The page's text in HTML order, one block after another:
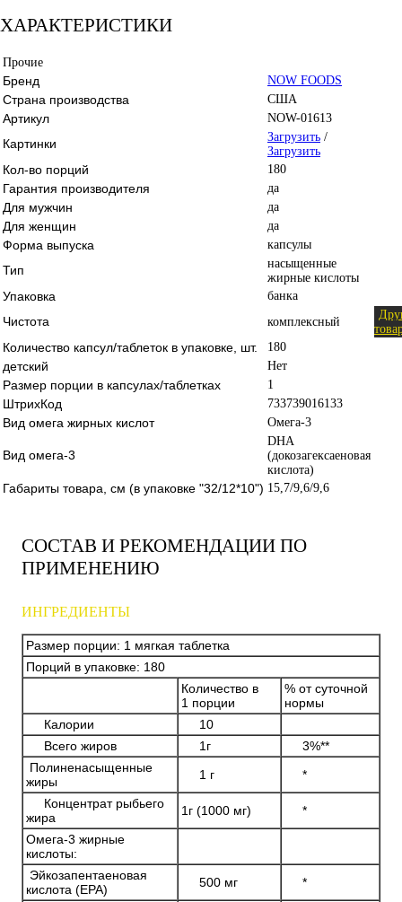
ХАРАКТЕРИСТИКИ
Прочие
Бренд NOW FOODS
Страна производства США
Артикул NOW-01613
Картинки Загрузить /
Загрузить
Кол-во порций 180
Гарантия производителя да
Для мужчин да
Для женщин да
Форма выпуска капсулы
Тип
насыщенные
жирные кислоты
Упаковка банка
Чистота комплексный
Количество капсул/таблеток в упаковке, шт. 180
детский Нет
Размер порции в капсулах/таблетках 1
ШтрихКод 733739016133
Вид омега жирных кислот Омега-3
Вид омега-3
DHA
(докозагексаеновая
кислота)
Габариты товара, см (в упаковке "32/12*10") 15,7/9,6/9,6
СОСТАВ И РЕКОМЕНДАЦИИ ПО
ПРИМЕНЕНИЮ
ИНГРЕДИЕНТЫ
Размер порции: 1 мягкая таблетка
Порций в упаковке: 180
Количество в
1 порции
% от суточной
нормы
Калории
10
Всего жиров
1г
3%**
Полиненасыщенные
жиры
1 г
*
Концентрат рыбьего
жира
1г (1000 мг)
*
Омега-3 жирные
кислоты:
Эйкозапентаеновая
кислота (EPA)
500 мг
*